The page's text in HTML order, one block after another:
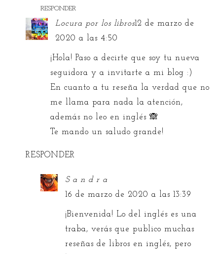
RESPONDER
Locura por los libros12 de marzo de
2020 a las 4:50
¡Hola! Paso a decirte que soy tu nueva
seguidora y a invitarte a mi blog :)
En cuanto a tu reseña la verdad que no
me llama para nada la atención,
además no leo en inglés 🙈
Te mando un saludo grande!
RESPONDER
S a n d r a
16 de marzo de 2020 a las 13:39
¡Bienvenida! Lo del inglés es una
traba, verás que publico muchas
reseñas de libros en inglés, pero